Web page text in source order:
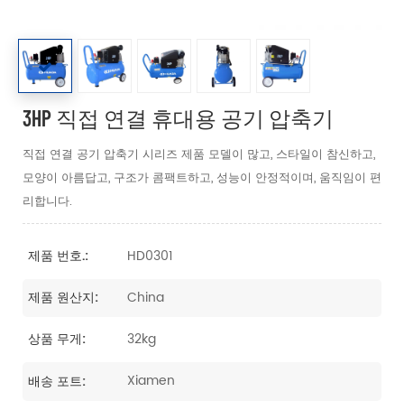
3HP 직접 연결 휴대용 공기 압축기
직접 연결 공기 압축기 시리즈 제품 모델이 많고, 스타일이 참신하고,
모양이 아름답고, 구조가 콤팩트하고, 성능이 안정적이며, 움직임이 편
리합니다.
제품 번호.: HD0301
제품 원산지: China
상품 무게: 32kg
배송 포트: Xiamen